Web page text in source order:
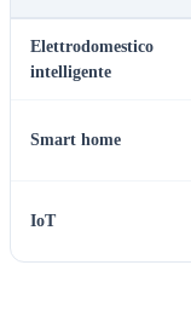
Elettrodomestico
intelligente
Smart home
IoT